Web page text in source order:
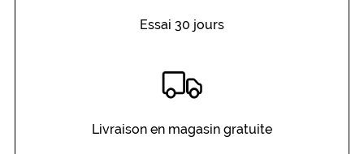
Essai 30 jours
Livraison en magasin gratuite